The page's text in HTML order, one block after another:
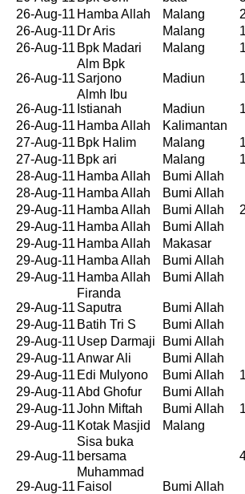
26-Aug-11 Hamba Allah Malang
26-Aug-11 Dr Aris Malang
26-Aug-11 Bpk Madari Malang
26-Aug-11
Alm Bpk
Sarjono
Madiun
26-Aug-11
Almh Ibu
Istianah
Madiun
26-Aug-11 Hamba Allah Kalimantan
27-Aug-11 Bpk Halim Malang
27-Aug-11 Bpk ari Malang
28-Aug-11 Hamba Allah Bumi Allah
28-Aug-11 Hamba Allah Bumi Allah
29-Aug-11 Hamba Allah Bumi Allah
29-Aug-11 Hamba Allah Bumi Allah
29-Aug-11 Hamba Allah Makasar
29-Aug-11 Hamba Allah Bumi Allah
29-Aug-11 Hamba Allah Bumi Allah
29-Aug-11
Firanda
Saputra
Bumi Allah
29-Aug-11 Batih Tri S Bumi Allah
29-Aug-11 Usep Darmaji Bumi Allah
29-Aug-11Anwar Ali Bumi Allah
29-Aug-11 Edi Mulyono Bumi Allah
29-Aug-11Abd Ghofur Bumi Allah
29-Aug-11John Miftah Bumi Allah
29-Aug-11 Kotak Masjid Malang
29-Aug-11
Sisa buka
bersama
29-Aug-11
Muhammad
Faisol
Bumi Allah